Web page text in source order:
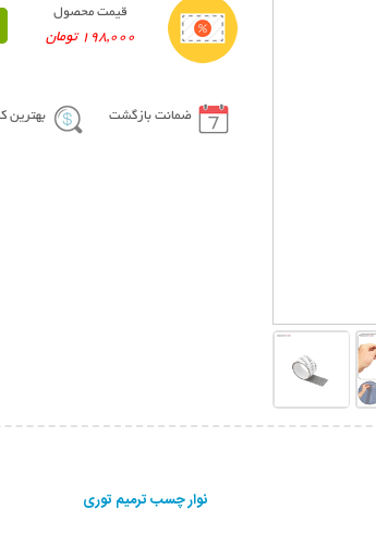
قیمت محصول
198,000 تومان
ضمانت بازگشت بهترین
نوار چسب ترمیم توری